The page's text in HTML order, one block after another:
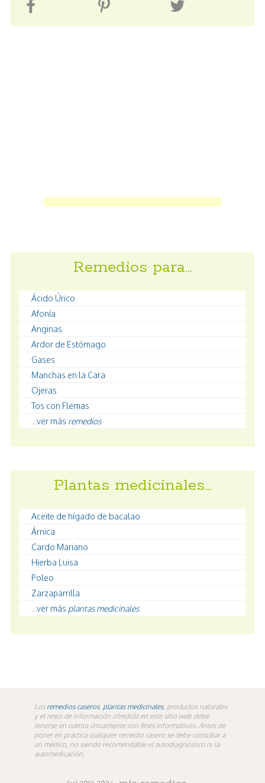
Remedios para…
Ácido Úrico
Afonía
Anginas
Ardor de Estómago
Gases
Manchas en la Cara
Ojeras
Tos con Flemas
...ver más remedios
Plantas medicinales…
Aceite de hígado de bacalao
Árnica
Cardo Mariano
Hierba Luisa
Poleo
Zarzaparrilla
...ver más plantas medicinales
Los remedios caseros, plantas medicinales, productos naturales
y el resto de información ofredida en este sitio web debe
tenerse en cuenta únicamente con fines informativos. Antes de
poner en práctica cualquier remedio casero se debe consultar a
un médico, no siendo recomendable el autodiagnóstico ni la
automedicación.